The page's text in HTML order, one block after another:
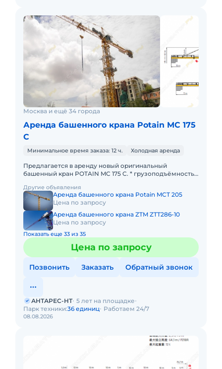
Москва и ещё 34 города
Аренда башенного крана Potain MC 175
С
Минимальное время заказа: 12 ч. Холодная аренда
Предлагается в аренду новый оригинальный
башенный кран POTAIN MC 175 C. * грузоподъёмность
стрелы - 1,5 тон
Другие объявления
Аренда башенного крана Potain MCT 205
Цена по запросу
Аренда башенного крана ZTM ZTT286-10
Цена по запросу
Показать еще 33 из 35
Цена по запросу
Позвонить Заказать Обратный звонок
08.08.2026
АНТАРЕС-НТ 5 лет на площадке
Парк техники:36 единиц Работаем 24/7